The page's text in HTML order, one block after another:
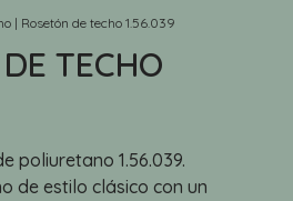
| Rosetón de techo 1.56.039
TECHO
poliuretano 1.56.039.
de estilo clásico con un